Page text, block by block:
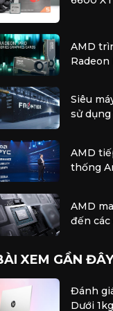
AMD
Siêu
sử dụng
AMD
thống
AMD
đến
XEM GẦN ĐÂY
Đánh
Dưới